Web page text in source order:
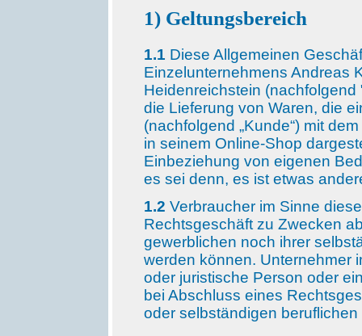
1) Geltungsbereich
1.1 Diese Allgemeinen
Einzelunternehmens Andreas
Heidenreichstein
die Lieferung von Waren, die
(nachfolgend „Kunde“) mit
in seinem Online-Shop
Einbeziehung von eigenen
es sei denn, es ist etwas
1.2 Verbraucher im Sinne
Rechtsgeschäft zu Zwecken
gewerblichen noch ihrer
werden können. Unternehmer
oder juristische Person oder
bei Abschluss eines
oder selbständigen